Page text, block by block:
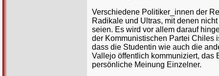
Verschiedene Politiker_innen der
Radikale und Ultras, mit denen
seien. Es wird vor allem darauf
der Kommunistischen Partei Chiles
dass die Studentin wie auch die
Vallejo öffentlich kommuniziert, das
persönliche Meinung Einzelner.